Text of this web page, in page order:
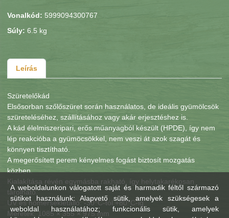
Vonalkód: 5999094300767
Súly: 6.5 kg
Leírás
Szüretelőkád
Elsősorban szőlőszüret során használatos, de ideális gyümölcsök
szüreteléséhez, szállításához vagy akár erjesztéshez is.
A kád élelmiszeripari, erős műanyagból készült (HPDE), így nem
lép reakcióba a gyümöcsökkel, nem veszi át azok szagát és
könnyen tisztítható.
A megerősített perem kényelmes fogást biztosít mozgatás
közben.
Kialakítása révén egymásba rakható, így helytakarékosan
tárolható.
UV és hőmérsékletálló: -30°C-tól +80°C-ig
Méretek: 1085 × 355 × 975 mm
A weboldalunkon válogatott saját és harmadik féltől származó
sütiket használunk: Alapvető sütik, amelyek szükségesek a
weboldal használatához; funkcionális sütik, amelyek